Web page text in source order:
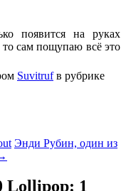
появится на руках
сам пощупаю всё это
Suvitrufв рубрике
Энди Рубин, один из
Lollipop: 1